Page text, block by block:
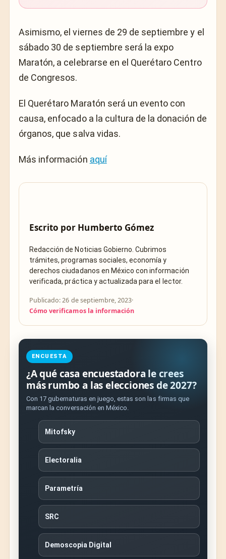
Asimismo, el viernes de 29 de septiembre y el
sábado 30 de septiembre será la expo
Maratón, a celebrarse en el Querétaro Centro
de Congresos.
El Querétaro Maratón será un evento con
causa, enfocado a la cultura de la donación de
órganos, que salva vidas.
Más información aquí
Escrito por Humberto Gómez
Redacción de Noticias Gobierno. Cubrimos
trámites, programas sociales, economía y
derechos ciudadanos en México con información
verificada, práctica y actualizada para el lector.
Publicado: 26 de septiembre, 2023·
Cómo verificamos la información
ENCUESTA
¿A qué casa encuestadora le crees
más rumbo a las elecciones de 2027?
Con 17 gubernaturas en juego, estas son las firmas que
marcan la conversación en México.
Mitofsky
Electoralia
Parametría
SRC
Demoscopia Digital